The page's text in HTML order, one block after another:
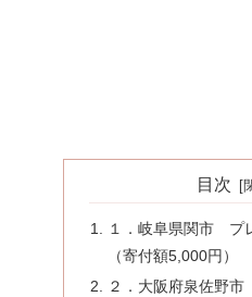
目次
１．岐阜県関市 プ
（寄付額5,000円）
２．大阪府泉佐野